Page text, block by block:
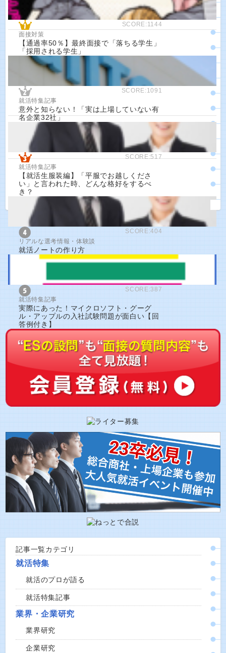
SCORE:1144
面接対策
【通過率50％】最終面接で「落ちる学生」
「採用される学生」
SCORE:1091
就活特集記事
意外と知らない！「実は上場していない有
名企業32社」
SCORE:517
就活特集記事
【就活生服装編】「平服でお越しくださ
い」と言われた時、どんな格好をするべ
き？
SCORE:404
リアルな選考情報・体験談
就活ノートの作り方
SCORE:387
就活特集記事
実際にあった！マイクロソフト・グーグ
ル・アップルの入社試験問題が面白い【回
答例付き】
記事一覧カテゴリ
就活特集
就活のプロが語る
就活特集記事
業界・企業研究
業界研究
企業研究